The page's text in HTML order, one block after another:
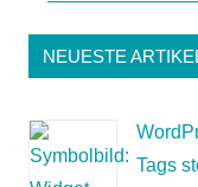
NEUESTE
Tags